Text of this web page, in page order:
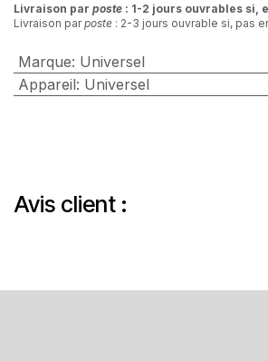
Livraison par poste : 1-2 jours ouvrables si,
Livraison parposte : 2-3 jours ouvrable si, pas
Marque: Universel
Appareil: Universel
Avis client :